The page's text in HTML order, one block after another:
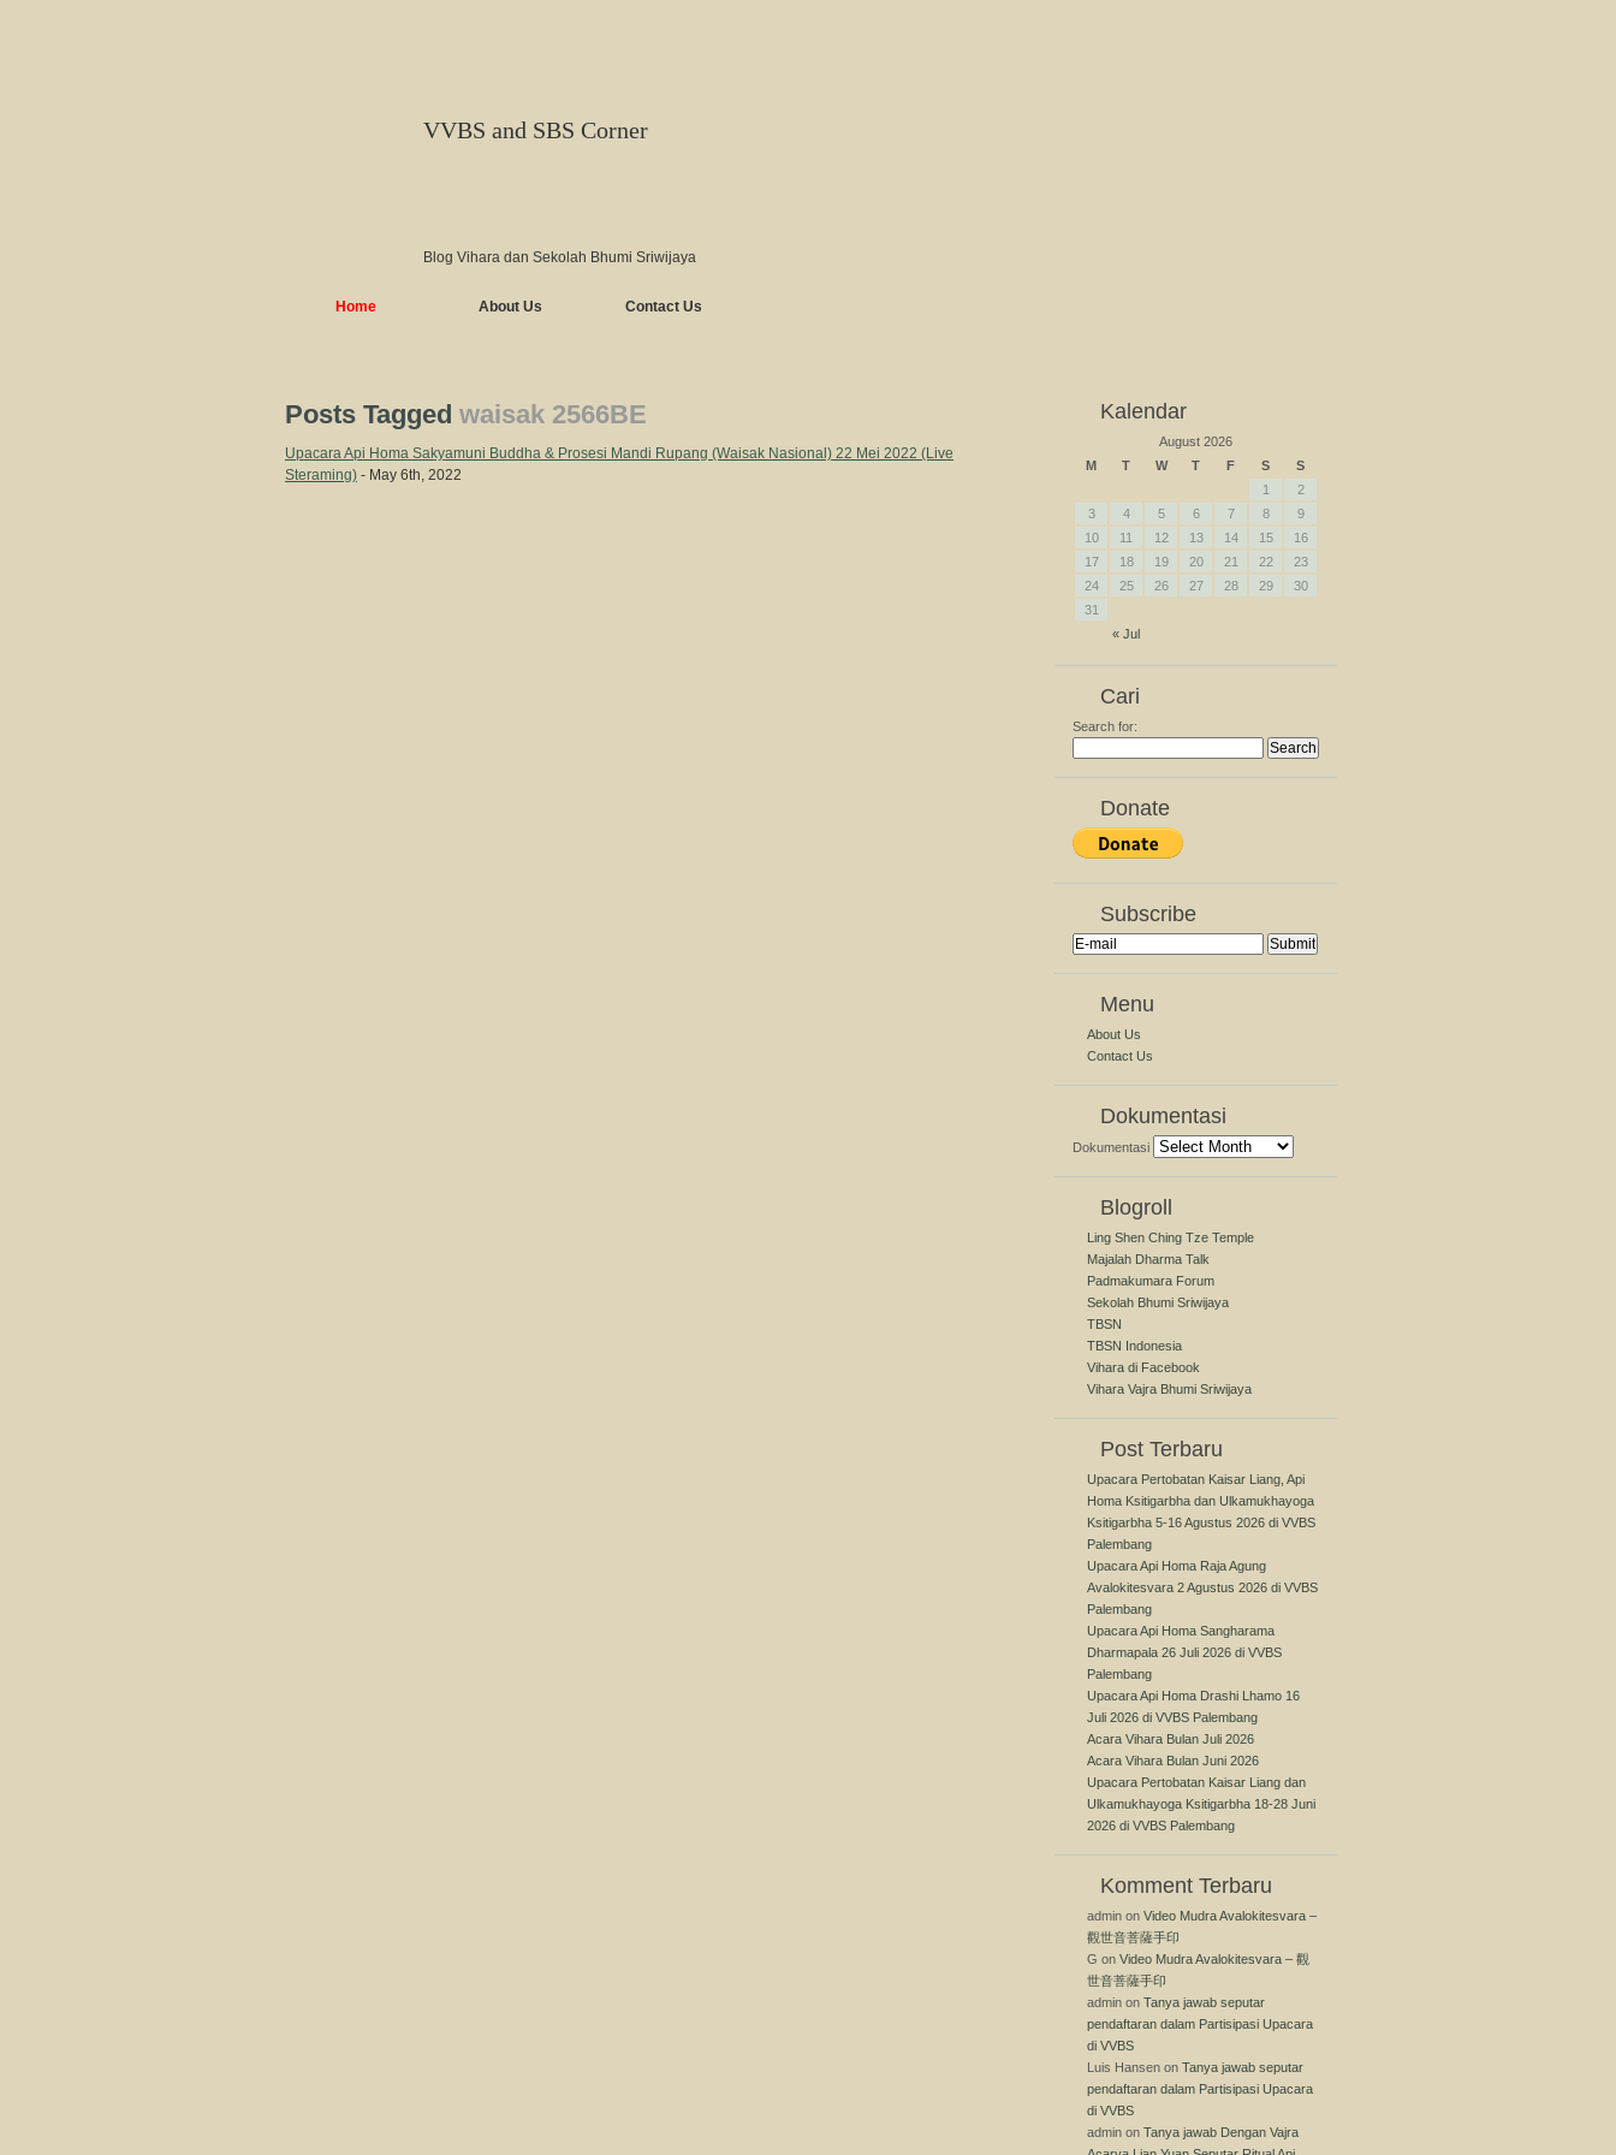
VVBS and SBS Corner
Blog Vihara dan Sekolah Bhumi Sriwijaya
Home About Us Contact Us
Posts Tagged waisak 2566BE
Upacara Api Homa Sakyamuni Buddha & Prosesi Mandi Rupang (Waisak Nasional) 22 Mei 2022 (Live
Steraming) - May 6th, 2022
Kalendar
August 2026
M
T W T F S S
« Jul
1
2
3
4 5 6 7 8
9
10
11 12 13 14 15
16
17
18 19 20 21 22
23
24
25 26 27 28 29
30
31
Cari
Search for:
Donate
Subscribe
Menu
About Us
Contact Us
Dokumentasi
Dokumentasi
Blogroll
Ling Shen Ching Tze Temple
Majalah Dharma Talk
Padmakumara Forum
Sekolah Bhumi Sriwijaya
TBSN
TBSN Indonesia
Vihara di Facebook
Vihara Vajra Bhumi Sriwijaya
Post Terbaru
Upacara Pertobatan Kaisar Liang, Api
Homa Ksitigarbha dan Ulkamukhayoga
Ksitigarbha 5-16 Agustus 2026 di VVBS
Palembang
Upacara Api Homa Raja Agung
Avalokitesvara 2 Agustus 2026 di VVBS
Palembang
Upacara Api Homa Sangharama
Dharmapala 26 Juli 2026 di VVBS
Palembang
Upacara Api Homa Drashi Lhamo 16
Juli 2026 di VVBS Palembang
Acara Vihara Bulan Juli 2026
Acara Vihara Bulan Juni 2026
Upacara Pertobatan Kaisar Liang dan
Ulkamukhayoga Ksitigarbha 18-28 Juni
2026 di VVBS Palembang
Komment Terbaru
admin on Video Mudra Avalokitesvara –
觀世音菩薩手印
G on Video Mudra Avalokitesvara – 觀
世音菩薩手印
admin on Tanya jawab seputar
pendaftaran dalam Partisipasi Upacara
di VVBS
Luis Hansen on Tanya jawab seputar
pendaftaran dalam Partisipasi Upacara
di VVBS
admin on Tanya jawab Dengan Vajra